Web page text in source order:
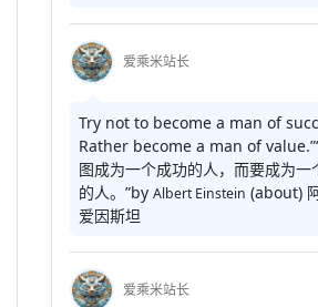
爱乘米站长
Try not to become a man of
Rather become a man of value.”
图成为一个成功的人，而要成为一
的人。”by Albert Einstein (about)
爱因斯坦
爱乘米站长